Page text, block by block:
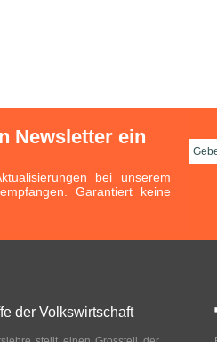
Newsletter ein
bei unserem
Garantiert keine
der Volkswirtschaft